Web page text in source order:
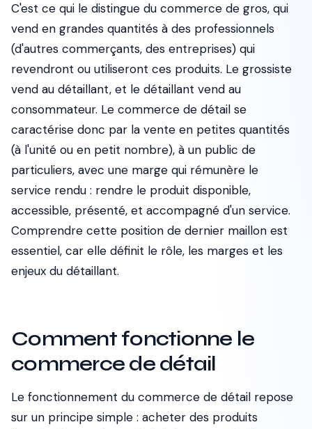
C'est ce qui le distingue du commerce de gros, qui
vend en grandes quantités à des professionnels
(d'autres commerçants, des entreprises) qui
revendront ou utiliseront ces produits. Le grossiste
vend au détaillant, et le détaillant vend au
consommateur. Le commerce de détail se
caractérise donc par la vente en petites quantités
(à l'unité ou en petit nombre), à un public de
particuliers, avec une marge qui rémunère le
service rendu : rendre le produit disponible,
accessible, présenté, et accompagné d'un service.
Comprendre cette position de dernier maillon est
essentiel, car elle définit le rôle, les marges et les
enjeux du détaillant.
Comment fonctionne le
commerce de détail
Le fonctionnement du commerce de détail repose
sur un principe simple : acheter des produits